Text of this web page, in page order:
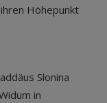
Höhepunkt
Slonina
in